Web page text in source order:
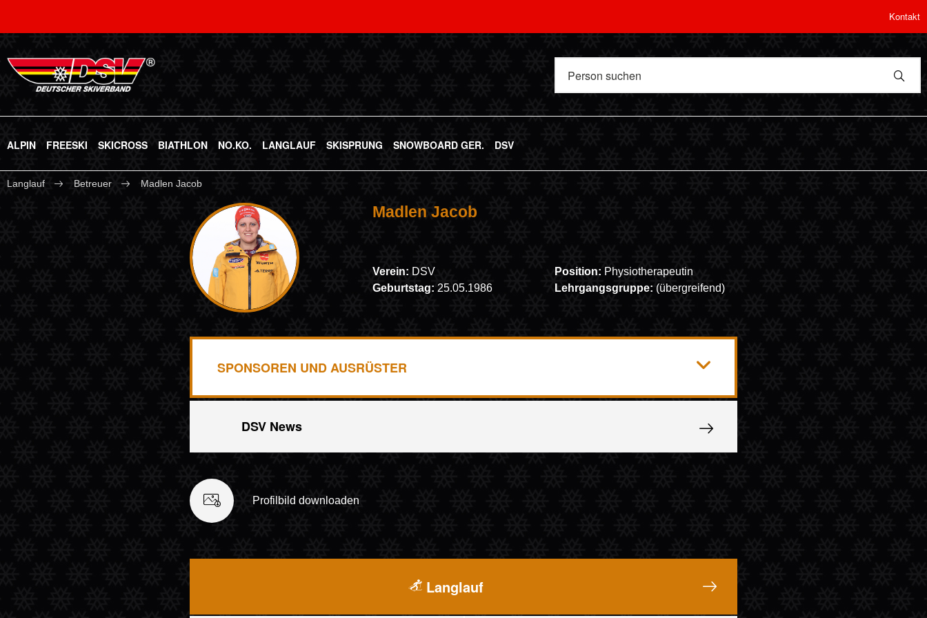
Kontakt
ALPIN FREESKI SKICROSS BIATHLON NO.KO. LANGLAUF SKISPRUNG SNOWBOARD GER. DSV
Langlauf Betreuer Madlen Jacob
Madlen Jacob
Verein: DSV
Geburtstag: 25.05.1986
Position: Physiotherapeutin
Lehrgangsgruppe: (übergreifend)
SPONSOREN UND AUSRÜSTER
DSV News
Profilbild downloaden
Langlauf